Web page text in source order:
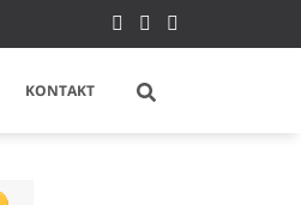
KONTAKT